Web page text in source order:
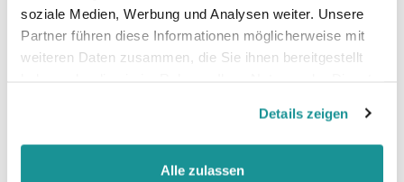
soziale Medien, Werbung und Analysen weiter. Unsere
Partner führen diese Informationen möglicherweise mit
weiteren Daten zusammen, die Sie ihnen bereitgestellt
Details zeigen
Alle zulassen
Zertifizierungen: